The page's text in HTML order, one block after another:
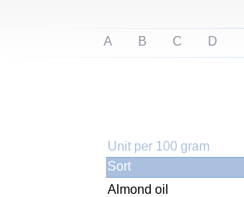
A B C D
Unit per 100 gram
Sort
Almond oil